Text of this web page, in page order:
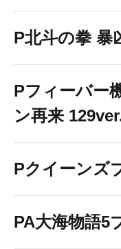
P北斗の拳 暴
Pフィーバー
ン再来
Pクイーンズ
PA大海物語5